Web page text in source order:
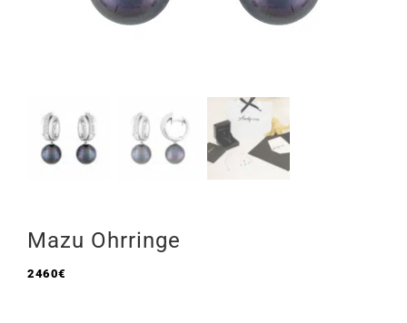
Mazu Ohrringe
2460€